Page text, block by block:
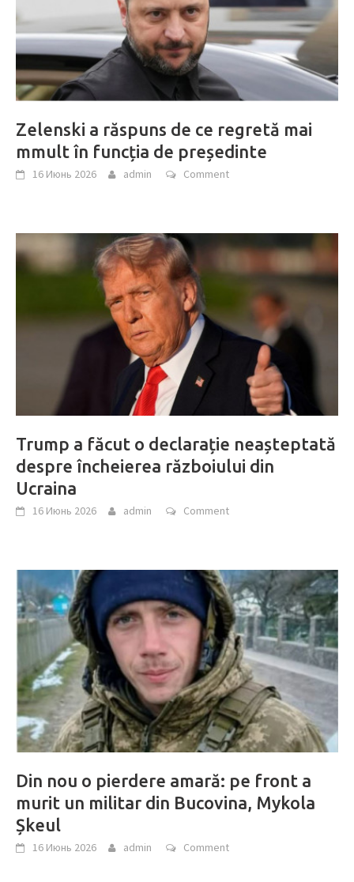
Zelenski a răspuns de ce regretă mai
mmult în funcția de președinte
16 Июнь 2026 admin Comment
Trump a făcut o declarație neașteptată
despre încheierea războiului din
Ucraina
16 Июнь 2026 admin Comment
Din nou o pierdere amară: pe front a
murit un militar din Bucovina, Mykola
Șkeul
16 Июнь 2026 admin Comment